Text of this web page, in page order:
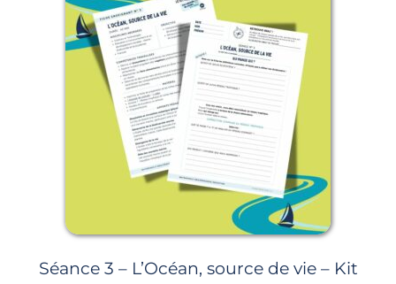
Séance 3 – L’Océan, source de vie – Kit